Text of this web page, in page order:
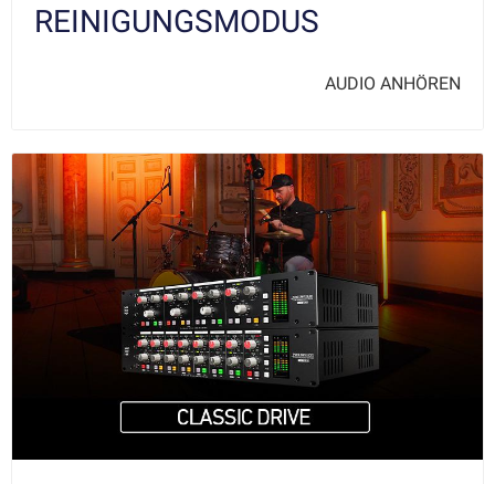
REINIGUNGSMODUS
AUDIO ANHÖREN